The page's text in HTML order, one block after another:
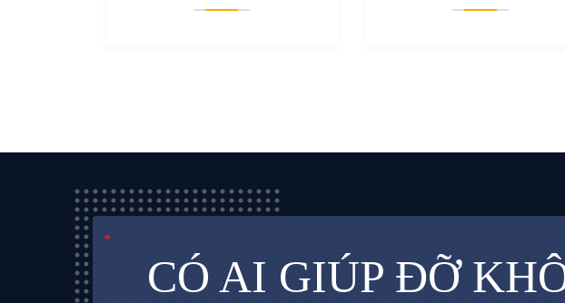
CÓ AI GIÚP ĐỠ
*
*
*